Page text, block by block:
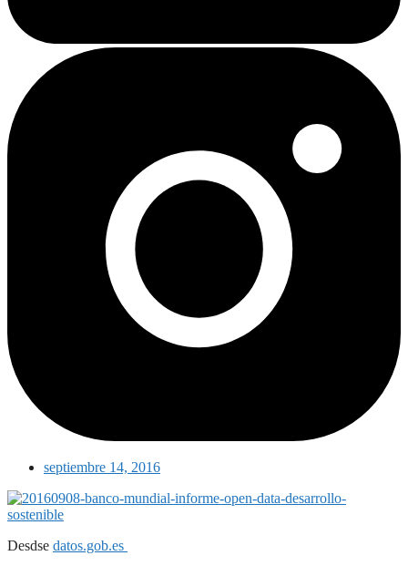
septiembre 14, 2016
Desdse datos.gob.es